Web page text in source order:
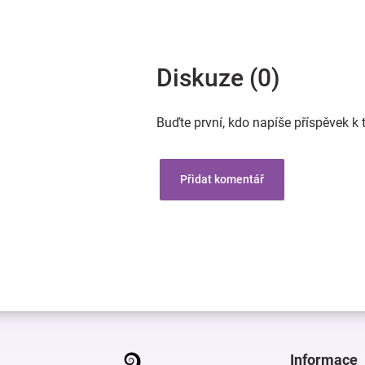
Diskuze (0)
Buďte první, kdo napíše příspěvek k
Přidat komentář
Z
Informace